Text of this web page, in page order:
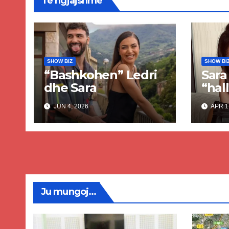
SHOW BIZ
“Bashkohen” Ledri
dhe Sara
JUN 4, 2026
SHOW
verë
APR
Ju mungoj...